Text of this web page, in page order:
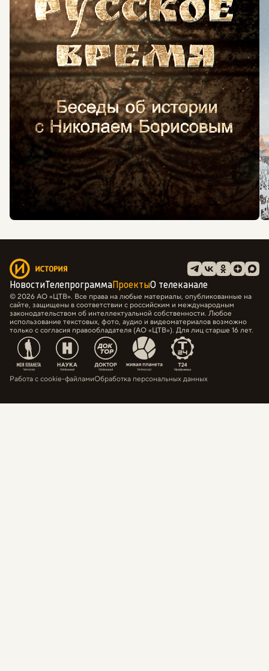
НовостиТелепрограммаПроектыО телеканале
© 2026 АО «ЦТВ». Все права на любые материалы, опубликованные на
сайте, защищены в соответствии с российским и международным
законодательством об интеллектуальной собственности. Любое
использование текстовых, фото, аудио и видеоматериалов возможно
только с согласия правообладателя (АО «ЦТВ»). Для лиц старше 16 лет.
Работа с cookie-файламиОбработка персональных данных